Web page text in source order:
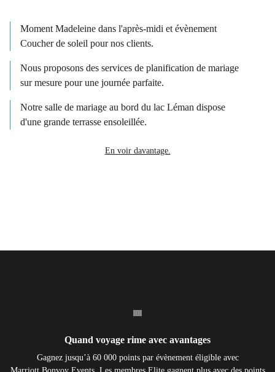
Moment Madeleine dans l'après-midi et évènement
Coucher de soleil pour nos clients.
Nous proposons des services de planification de mariage
sur mesure pour une journée parfaite.
Notre salle de mariage au bord du lac Léman dispose
d'une grande terrasse ensoleillée.
En voir davantage.
Quand voyage rime avec avantages
Gagnez jusqu’à 60 000 points par évènement éligible avec